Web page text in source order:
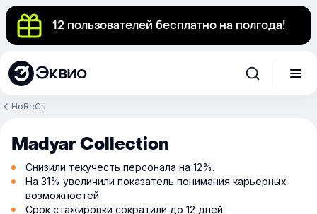
12 пользователей бесплатно на полгода!
Эквио
HoReCa
Madyar Collection
Снизили текучесть персонала на 12%.
На 31% увеличили показатель понимания карьерных
возможностей.
Срок стажировки сократили до 12 дней.